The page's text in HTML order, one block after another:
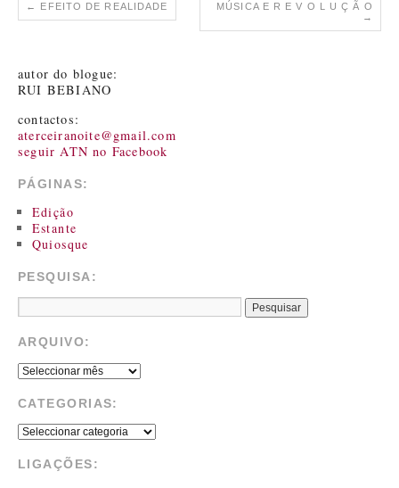
← EFEITO DE REALIDADE
MÚSICA E R E V O L U Ç Ã O
→
autor do blogue:
RUI BEBIANO
contactos:
aterceiranoite@gmail.com
seguir ATN no Facebook
PÁGINAS:
Edição
Estante
Quiosque
PESQUISA:
ARQUIVO:
CATEGORIAS:
LIGAÇÕES: